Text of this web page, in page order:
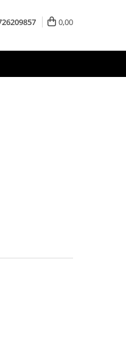
0,00